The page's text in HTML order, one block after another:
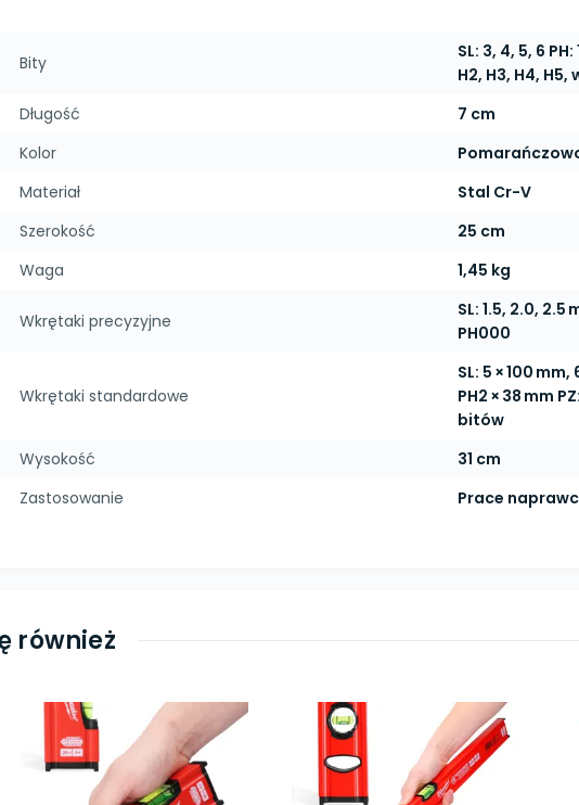
Bity
SL: 3, 4, 5, 6 PH:
H2, H3, H4,
Długość
7 cm
Kolor
Materiał
Stal Cr-V
Szerokość
25 cm
Waga
1,45 kg
Wkrętaki precyzyjne
SL: 1.5, 2.0, 2.5
PH000
Wkrętaki standardowe
SL: 5 × 100 mm,
PH2 × 38 mm
bitów
Wysokość
31 cm
Zastosowanie
Prace
również